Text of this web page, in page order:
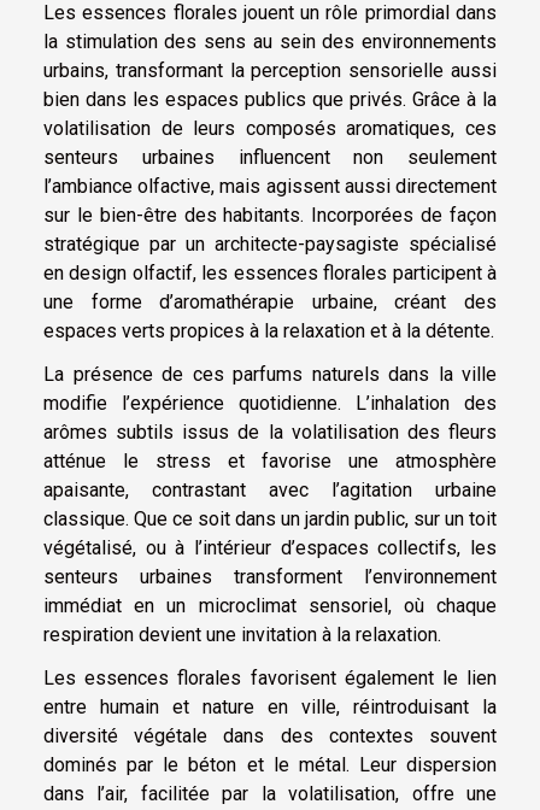
Les essences florales jouent un rôle primordial dans
la stimulation des sens au sein des environnements
urbains, transformant la perception sensorielle aussi
bien dans les espaces publics que privés. Grâce à la
volatilisation de leurs composés aromatiques, ces
senteurs urbaines influencent non seulement
l’ambiance olfactive, mais agissent aussi directement
sur le bien-être des habitants. Incorporées de façon
stratégique par un architecte-paysagiste spécialisé
en design olfactif, les essences florales participent à
une forme d’aromathérapie urbaine, créant des
espaces verts propices à la relaxation et à la détente.
La présence de ces parfums naturels dans la ville
modifie l’expérience quotidienne. L’inhalation des
arômes subtils issus de la volatilisation des fleurs
atténue le stress et favorise une atmosphère
apaisante, contrastant avec l’agitation urbaine
classique. Que ce soit dans un jardin public, sur un toit
végétalisé, ou à l’intérieur d’espaces collectifs, les
senteurs urbaines transforment l’environnement
immédiat en un microclimat sensoriel, où chaque
respiration devient une invitation à la relaxation.
Les essences florales favorisent également le lien
entre humain et nature en ville, réintroduisant la
diversité végétale dans des contextes souvent
dominés par le béton et le métal. Leur dispersion
dans l’air, facilitée par la volatilisation, offre une